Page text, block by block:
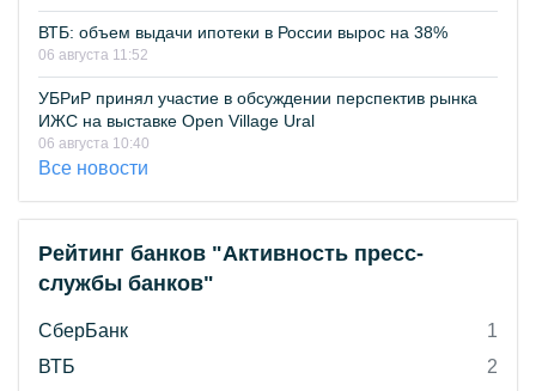
ВТБ: объем выдачи ипотеки в России вырос на 38%
06 августа 11:52
УБРиР принял участие в обсуждении перспектив рынка
ИЖС на выставке Open Village Ural
06 августа 10:40
Все новости
Рейтинг банков "Активность пресс-
службы банков"
СберБанк
1
ВТБ
2